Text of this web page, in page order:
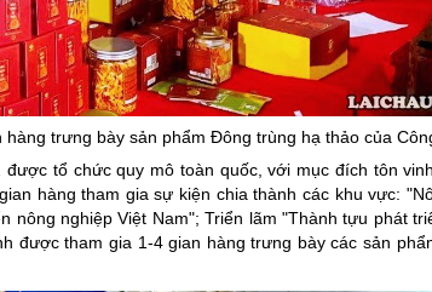
hợp Giảm nghèo
Đưa nghị
Bầu cử đại
Đại hội Đảng
Gia đình
An toàn
trưng bày sản phẩm Đông trùng hạ thảo của
tổ chức quy mô toàn quốc, với mục đích tôn
hàng tham gia sự kiện chia thành các khu vực:
nghiệp Việt Nam"; Triển lãm "Thành tựu phát
được tham gia 1-4 gian hàng trưng bày các sản